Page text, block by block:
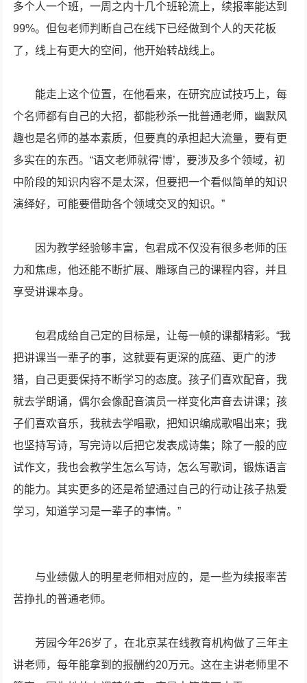
多个人一个班，一周之内十几个班轮流上，续报率能达到
99%。但包老师判断自己在线下已经做到个人的天花板
了，线上有更大的空间，他开始转战线上。
能走上这个位置，在他看来，在研究应试技巧上，每
个名师都有自己的大招，都能秒杀一批普通老师，幽默风
趣也是名师的基本素质，但要真的承担起大流量，要有更
多实在的东西。“语文老师就得‘博’，要涉及多个领域，初
中阶段的知识内容不是太深，但要把一个看似简单的知识
演绎好，可能要借助各个领域交叉的知识。”
因为教学经验够丰富，包君成不仅没有很多老师的压
力和焦虑，他还能不断扩展、雕琢自己的课程内容，并且
享受讲课本身。
包君成给自己定的目标是，让每一帧的课都精彩。“我
把讲课当一辈子的事，这就要有更深的底蕴、更广的涉
猎，自己更要保持不断学习的态度。孩子们喜欢配音，我
就去学朗诵，偶尔会像配音演员一样变化声音去讲课；孩
子们喜欢音乐，我就去学唱歌，把知识编成歌唱出来；我
也坚持写诗，写完诗以后把它发表成诗集；除了一般的应
试作文，我也会教学生怎么写诗，怎么写歌词，锻炼语言
的能力。其实更多的还是希望通过自己的行动让孩子热爱
学习，知道学习是一辈子的事情。”
与业绩傲人的明星老师相对应的，是一些为续报率苦
苦挣扎的普通老师。
芳园今年26岁了，在北京某在线教育机构做了三年主
讲老师，每年能拿到的报酬约20万元。这在主讲老师里不